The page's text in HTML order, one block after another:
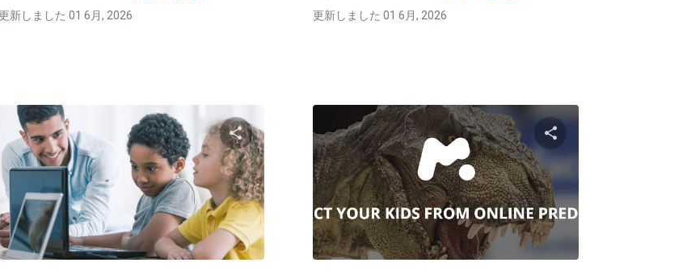
新しました 01 6月, 2026
更新しました 01 6月, 2026
共有する
ク リンクをコピーする
この記事を共有する
ツイッター フェイスブック リンクをコピーする
この記事を共有
ツイッター